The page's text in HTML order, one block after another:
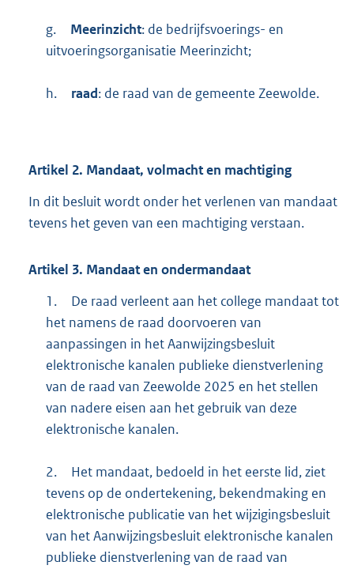
g. Meerinzicht: de bedrijfsvoerings- en
uitvoeringsorganisatie Meerinzicht;
h. raad: de raad van de gemeente Zeewolde.
Artikel 2. Mandaat, volmacht en machtiging
In dit besluit wordt onder het verlenen van mandaat
tevens het geven van een machtiging verstaan.
Artikel 3. Mandaat en ondermandaat
1.
De raad verleent aan het college mandaat tot
het namens de raad doorvoeren van
aanpassingen in het Aanwijzingsbesluit
elektronische kanalen publieke dienstverlening
van de raad van Zeewolde 2025 en het stellen
van nadere eisen aan het gebruik van deze
elektronische kanalen.
2.
Het mandaat, bedoeld in het eerste lid, ziet
tevens op de ondertekening, bekendmaking en
elektronische publicatie van het wijzigingsbesluit
van het Aanwijzingsbesluit elektronische kanalen
publieke dienstverlening van de raad van